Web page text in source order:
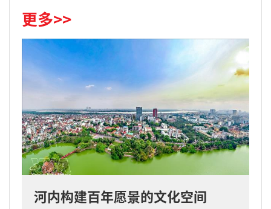
更多>>
河内构建百年愿景的文化空间